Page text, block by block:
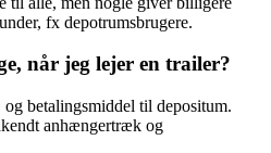
fx depotrumsbrugere.
når jeg lejer en trailer?
betalingsmiddel til depositum.
anhængertræk og